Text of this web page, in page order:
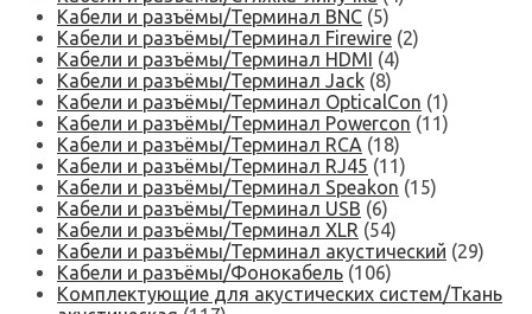
Кабели и разъёмы/Терминал BNC (5)
Кабели и разъёмы/Терминал Firewire (2)
Кабели и разъёмы/Терминал HDMI (4)
Кабели и разъёмы/Терминал Jack (8)
Кабели и разъёмы/Терминал OpticalCon (1)
Кабели и разъёмы/Терминал Powercon (11)
Кабели и разъёмы/Терминал RCA (18)
Кабели и разъёмы/Терминал RJ45 (11)
Кабели и разъёмы/Терминал Speakon (15)
Кабели и разъёмы/Терминал USB (6)
Кабели и разъёмы/Терминал XLR (54)
Кабели и разъёмы/Терминал акустический (29)
Кабели и разъёмы/Фонокабель (106)
Комплектующие для акустических систем/Ткань